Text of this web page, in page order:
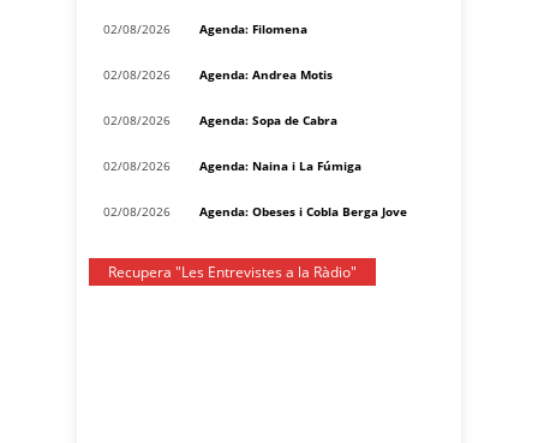
02/08/2026 Agenda: Filomena
02/08/2026 Agenda: Andrea Motis
02/08/2026 Agenda: Sopa de Cabra
02/08/2026 Agenda: Naina i La Fúmiga
02/08/2026 Agenda: Obeses i Cobla Berga Jove
Recupera "Les Entrevistes a la Ràdio"